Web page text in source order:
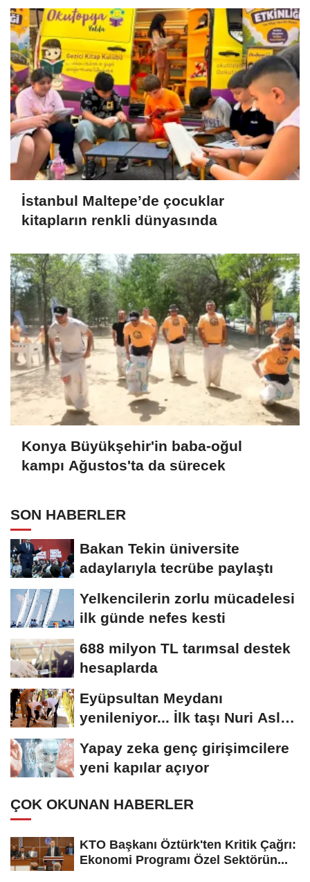
İstanbul Maltepe’de çocuklar
kitapların renkli dünyasında
Konya Büyükşehir'in baba-oğul
kampı Ağustos'ta da sürecek
SON HABERLER
Bakan Tekin üniversite
adaylarıyla tecrübe paylaştı
Yelkencilerin zorlu mücadelesi
ilk günde nefes kesti
688 milyon TL tarımsal destek
hesaplarda
Eyüpsultan Meydanı
yenileniyor... İlk taşı Nuri Aslan
Yapay zeka genç girişimcilere
yeni kapılar açıyor
ÇOK OKUNAN HABERLER
KTO Başkanı Öztürk'ten Kritik Çağrı:
Ekonomi Programı Özel Sektörün...